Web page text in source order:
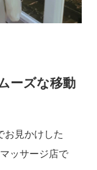
ーズな移動
お見かけした
ッサージ店で